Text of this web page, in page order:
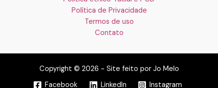
Política de Privacidade
Termos de uso
Contato
Copyright © 2026 - Site feito por Jo Melo
Facebook
LinkedIn Instagram